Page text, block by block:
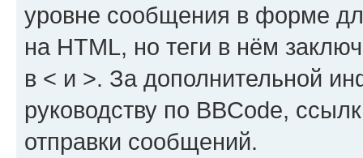
уровне сообщения в форме
на HTML, но теги в нём
в < и >. За дополнительной
руководству по BBCode,
отправки сообщений.